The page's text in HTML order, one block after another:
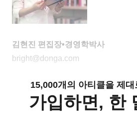
김현진 편집장•경영학박사
bright@donga.com
15,000개의 아티클을 제대
가입하면, 한